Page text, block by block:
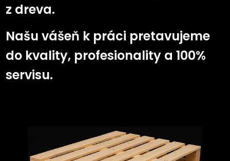
z dreva.
Našu vášeň k práci pretavujeme
do kvality, profesionality a 100%
servisu.